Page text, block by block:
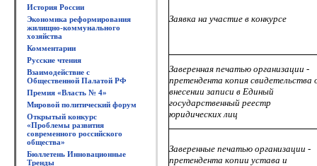
История России
Экономика реформирования
жилищно-коммунального
хозяйства
Комментарии
Русские чтения
Взаимодействие с
Общественной Палатой РФ
Премия «Власть № 4»
Мировой политический форум
Открытый конкурс
«Проблемы развития
современного российского
общества»
Бюллетень Инновационные
Тренды
Заявка на участие в конкурсе
Заверенная печатью организации -
претендента копия свидетельства
внесении записи в Единый
государственный реестр
юридических лиц
Заверенные печатью организации -
претендента копии устава и